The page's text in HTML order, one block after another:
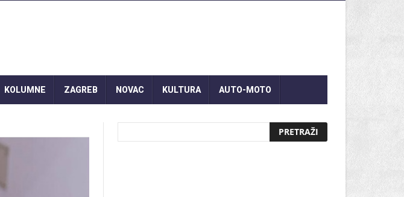
KOLUMNE ZAGREB NOVAC KULTURA AUTO-MOTO